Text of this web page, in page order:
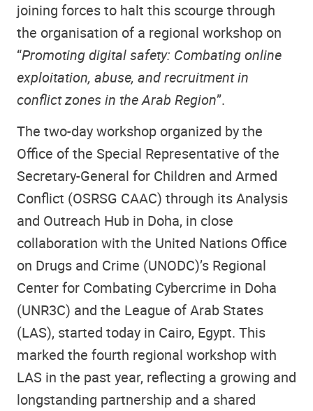
joining forces to halt this scourge through
the organisation of a regional workshop on
“Promoting digital safety: Combating online
exploitation, abuse, and recruitment in
conflict zones in the Arab Region”.
The two-day workshop organized by the
Office of the Special Representative of the
Secretary-General for Children and Armed
Conflict (OSRSG CAAC) through its Analysis
and Outreach Hub in Doha, in close
collaboration with the United Nations Office
on Drugs and Crime (UNODC)’s Regional
Center for Combating Cybercrime in Doha
(UNR3C) and the League of Arab States
(LAS), started today in Cairo, Egypt. This
marked the fourth regional workshop with
LAS in the past year, reflecting a growing and
longstanding partnership and a shared